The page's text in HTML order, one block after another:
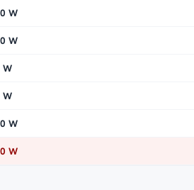
W
W
W
W
W
W